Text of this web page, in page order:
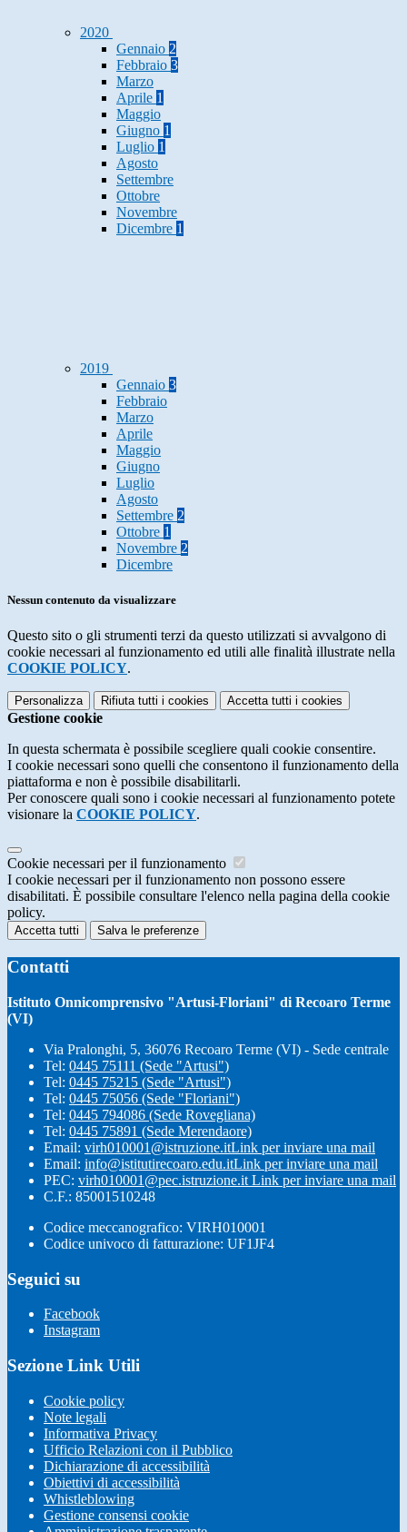
2020
Gennaio 2
Febbraio 3
Marzo
Aprile 1
Maggio
Giugno 1
Luglio 1
Agosto
Settembre
Ottobre
Novembre
Dicembre 1
2019
Gennaio 3
Febbraio
Marzo
Aprile
Maggio
Giugno
Luglio
Agosto
Settembre 2
Ottobre 1
Novembre 2
Dicembre
Nessun contenuto da visualizzare
Questo sito o gli strumenti terzi da questo utilizzati si avvalgono di
cookie necessari al funzionamento ed utili alle finalità illustrate nella
COOKIE POLICY.
Personalizza Rifiuta tutti i cookies Accetta tutti i cookies
Gestione cookie
In questa schermata è possibile scegliere quali cookie consentire.
I cookie necessari sono quelli che consentono il funzionamento della
piattaforma e non è possibile disabilitarli.
Per conoscere quali sono i cookie necessari al funzionamento potete
visionare la COOKIE POLICY.
Cookie necessari per il funzionamento
I cookie necessari per il funzionamento non possono essere
disabilitati. È possibile consultare l'elenco nella pagina della cookie
policy.
Accetta tutti Salva le preferenze
Contatti
Istituto Onnicomprensivo "Artusi-Floriani" di Recoaro Terme
(VI)
Via Pralonghi, 5, 36076 Recoaro Terme (VI) - Sede centrale
Tel: 0445 75111 (Sede "Artusi")
Tel: 0445 75215 (Sede "Artusi")
Tel: 0445 75056 (Sede "Floriani")
Tel: 0445 794086 (Sede Rovegliana)
Tel: 0445 75891 (Sede Merendaore)
Email: virh010001@istruzione.itLink per inviare una mail
Email: info@istitutirecoaro.edu.itLink per inviare una mail
PEC: virh010001@pec.istruzione.it Link per inviare una mail
C.F.: 85001510248
Codice meccanografico: VIRH010001
Codice univoco di fatturazione: UF1JF4
Seguici su
Facebook
Instagram
Sezione Link Utili
Cookie policy
Note legali
Informativa Privacy
Ufficio Relazioni con il Pubblico
Dichiarazione di accessibilità
Obiettivi di accessibilità
Whistleblowing
Gestione consensi cookie